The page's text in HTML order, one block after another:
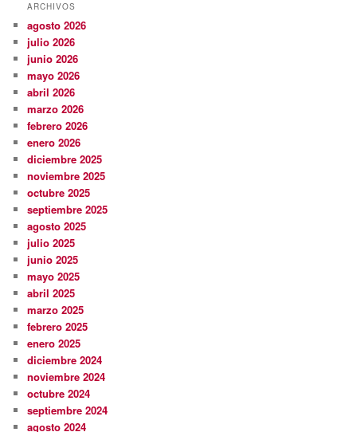
ARCHIVOS
agosto 2026
julio 2026
junio 2026
mayo 2026
abril 2026
marzo 2026
febrero 2026
enero 2026
diciembre 2025
noviembre 2025
octubre 2025
septiembre 2025
agosto 2025
julio 2025
junio 2025
mayo 2025
abril 2025
marzo 2025
febrero 2025
enero 2025
diciembre 2024
noviembre 2024
octubre 2024
septiembre 2024
agosto 2024